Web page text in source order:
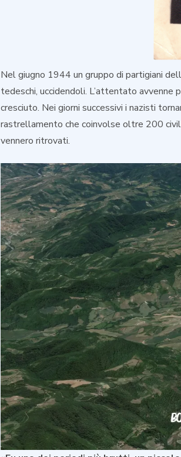
Nel giugno 1944 un gruppo di partigiani
tedeschi, uccidendoli. L’attentato
cresciuto. Nei giorni successivi i nazisti
rastrellamento che coinvolse oltre 200
vennero ritrovati.